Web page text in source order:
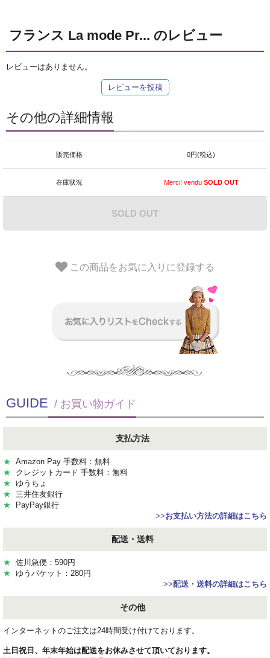
フランス La mode Pr... のレビュー
レビューはありません。
レビューを投稿
その他の詳細情報
販売価格 0円(税込)
在庫状況 Merci! venduSOLD OUT
SOLD OUT
この商品をお気に入りに登録する
GUIDE / お買い物ガイド
支払方法
★ Amazon Pay 手数料：無料
★ クレジットカード 手数料：無料
★ ゆうちょ
★ 三井住友銀行
★ PayPay銀行
>>お支払い方法の詳細はこちら
配送・送料
★ 佐川急便：590円
★ ゆうパケット：280円
>>配送・送料の詳細はこちら
その他
インターネットのご注文は24時間受け付けております。
土日祝日、年末年始は配送をお休みさせて頂いております。